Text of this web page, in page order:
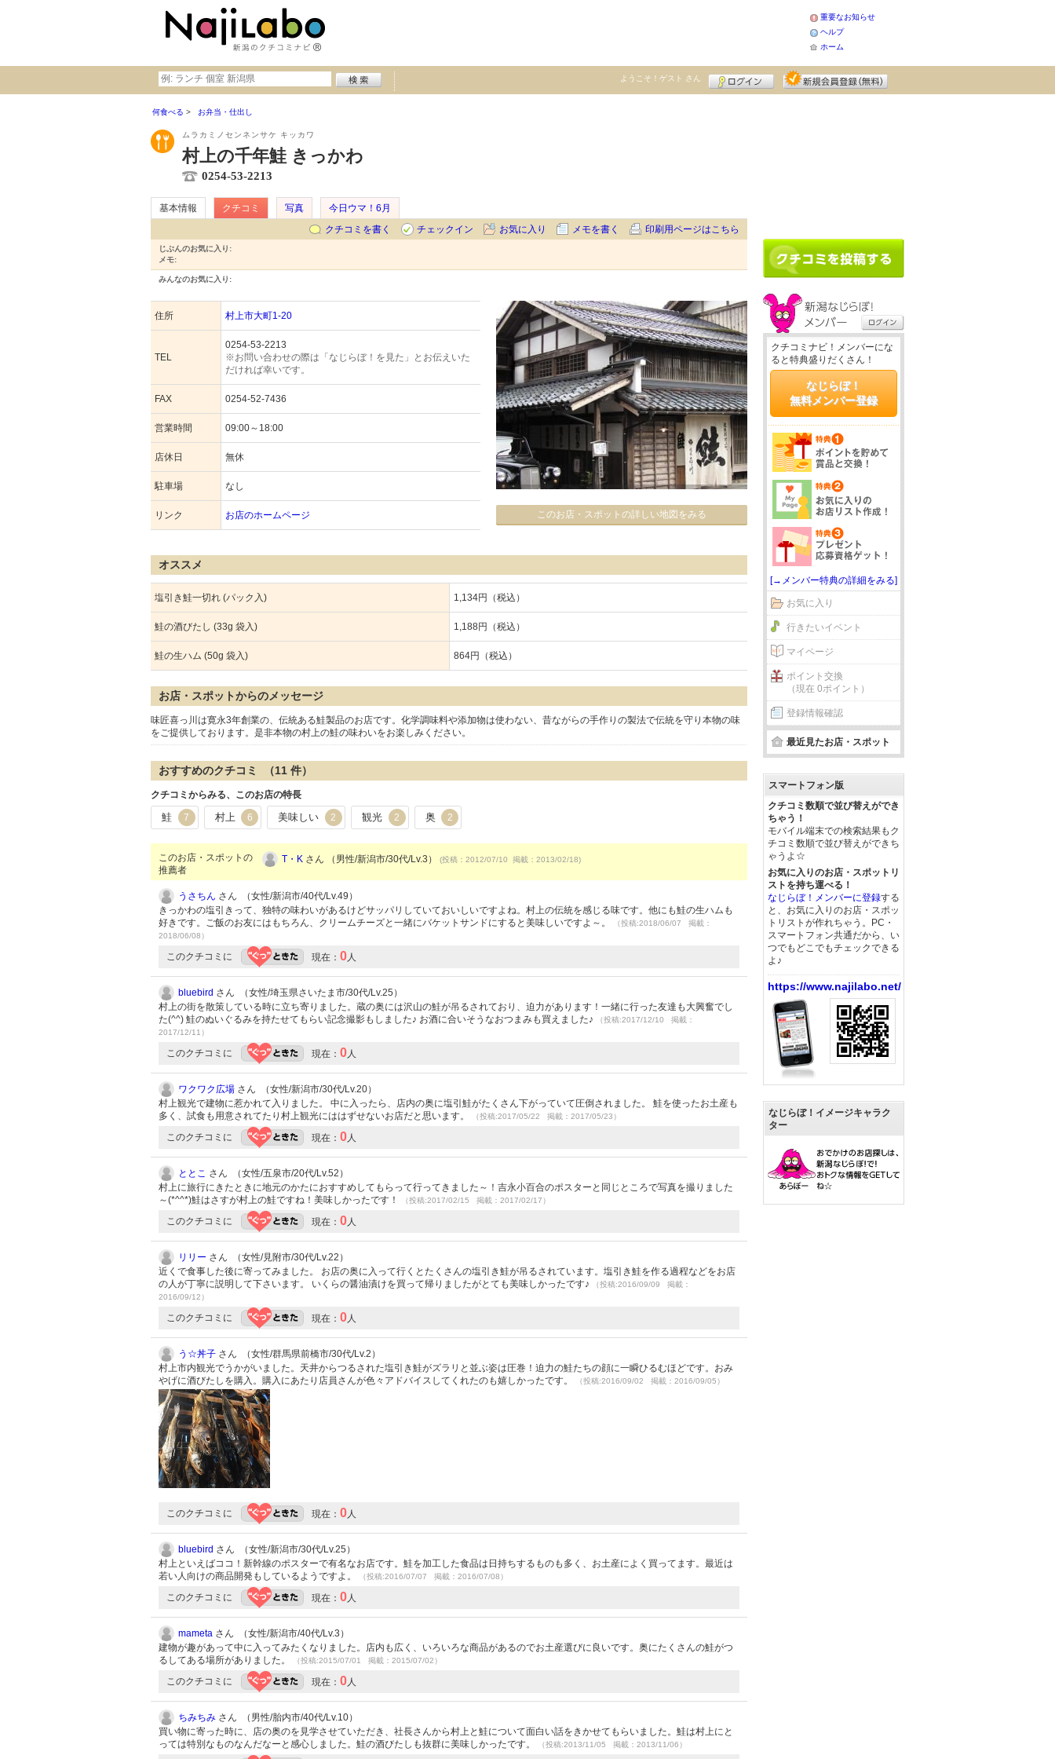
重要なお知らせ
ヘルプ
ホーム
ようこそ！ ゲスト さん
何食べる お弁当・仕出し
ムラカミノセンネンサケ キッカワ
村上の千年鮭 きっかわ
0254-53-2213
基本情報 クチコミ 写真
今日ウマ！6月
クチコミを書く
チェックイン お気に入り メモを書く 印刷用ページはこちら
じぶんのお気に入り:
メモ:
みんなのお気に入り:
住所 村上市大町1-20
TEL
0254-53-2213
※お問い合わせの際は「なじらぼ！を見た」とお伝えいた
だければ幸いです。
FAX 0254-52-7436
営業時間 09:00～18:00
店休日 無休
駐車場 なし
リンク お店のホームページ このお店・スポットの詳しい地図をみる
オススメ
塩引き鮭一切れ (パック入) 1,134円（税込）
鮭の酒びたし (33g 袋入) 1,188円（税込）
鮭の生ハム (50g 袋入) 864円（税込）
お店・スポットからのメッセージ
味匠喜っ川は寛永3年創業の、伝統ある鮭製品のお店です。化学調味料や添加物は使わない、昔ながらの手作りの製法で伝統を守り本物の味
をご提供しております。是非本物の村上の鮭の味わいをお楽しみください。
おすすめのクチコミ （11 件）
クチコミからみる、このお店の特長
鮭 7 村上 6 美味しい 2 観光 2 奥 2
このお店・スポットの
推薦者
T・K さん （男性/新潟市/30代/Lv.3） (投稿：2012/07/10 掲載：2013/02/18)
うさちん さん （女性/新潟市/40代/Lv.49）
きっかわの塩引きって、独特の味わいがあるけどサッパリしていておいしいですよね。村上の伝統を感じる味です。他にも鮭の生ハムも
好きです。ご飯のお友にはもちろん、クリームチーズと一緒にバケットサンドにすると美味しいですよ～。
（投稿:2018/06/07 掲載：
2018/06/08）
このクチコミに 現在： 0 人
bluebird さん （女性/埼玉県さいたま市/30代/Lv.25）
村上の街を散策している時に立ち寄りました。蔵の奥には沢山の鮭が吊るされており、迫力があります！一緒に行った友達も大興奮でし
た(^^) 鮭のぬいぐるみを持たせてもらい記念撮影もしました♪ お酒に合いそうなおつまみも買えました♪
（投稿:2017/12/10 掲載：
2017/12/11）
このクチコミに 現在： 0 人
ワクワク広場 さん （女性/新潟市/30代/Lv.20）
村上観光で建物に惹かれて入りました。 中に入ったら、店内の奥に塩引鮭がたくさん下がっていて圧倒されました。 鮭を使ったお土産も
多く、試食も用意されてたり村上観光にははずせないお店だと思います。
（投稿:2017/05/22 掲載：2017/05/23）
このクチコミに 現在： 0 人
ととこ さん （女性/五泉市/20代/Lv.52）
村上に旅行にきたときに地元のかたにおすすめしてもらって行ってきました～！吉永小百合のポスターと同じところで写真を撮りました
～(*^^*)鮭はさすが村上の鮭ですね！美味しかったです！
（投稿:2017/02/15 掲載：2017/02/17）
このクチコミに 現在： 0 人
リリー さん （女性/見附市/30代/Lv.22）
近くで食事した後に寄ってみました。 お店の奥に入って行くとたくさんの塩引き鮭が吊るされています。塩引き鮭を作る過程などをお店
の人が丁寧に説明して下さいます。 いくらの醤油漬けを買って帰りましたがとても美味しかったです♪
（投稿:2016/09/09 掲載：
2016/09/12）
このクチコミに 現在： 0 人
う☆丼子 さん （女性/群馬県前橋市/30代/Lv.2）
村上市内観光でうかがいました。天井からつるされた塩引き鮭がズラリと並ぶ姿は圧巻！迫力の鮭たちの顔に一瞬ひるむほどです。おみ
やげに酒びたしを購入。購入にあたり店員さんが色々アドバイスしてくれたのも嬉しかったです。
（投稿:2016/09/02 掲載：2016/09/05）
このクチコミに 現在： 0 人
bluebird さん （女性/新潟市/30代/Lv.25）
村上といえばココ！新幹線のポスターで有名なお店です。鮭を加工した食品は日持ちするものも多く、お土産によく買ってます。最近は
若い人向けの商品開発もしているようですよ。
（投稿:2016/07/07 掲載：2016/07/08）
このクチコミに 現在： 0 人
mameta さん （女性/新潟市/40代/Lv.3）
建物が趣があって中に入ってみたくなりました。店内も広く、いろいろな商品があるのでお土産選びに良いです。奥にたくさんの鮭がつ
るしてある場所がありました。
（投稿:2015/07/01 掲載：2015/07/02）
このクチコミに 現在： 0 人
ちみちみ さん （男性/胎内市/40代/Lv.10）
買い物に寄った時に、店の奥のを見学させていただき、社長さんから村上と鮭について面白い話をきかせてもらいました。鮭は村上にと
っては特別なものなんだなーと感心しました。鮭の酒びたしも抜群に美味しかったです。
（投稿:2013/11/05 掲載：2013/11/06）
クチコミナビ！メンバーにな
ると特典盛りだくさん！
なじらぼ！
無料メンバー登録
[→メンバー特典の詳細をみる]
お気に入り
行きたいイベント
マイページ
ポイント交換
（現在 0ポイント）
登録情報確認
最近見たお店・スポット
スマートフォン版
クチコミ数順で並び替えができ
ちゃう！
モバイル端末での検索結果もク
チコミ数順で並び替えができち
ゃうよ☆
お気に入りのお店・スポットリ
ストを持ち運べる！
なじらぼ！メンバーに登録する
と、お気に入りのお店・スポッ
トリストが作れちゃう。PC・
スマートフォン共通だから、い
つでもどこでもチェックできる
よ♪
https://www.najilabo.net/
なじらぼ！イメージキャラク
ター